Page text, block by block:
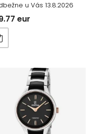
u Vás 13.8.2026
eur